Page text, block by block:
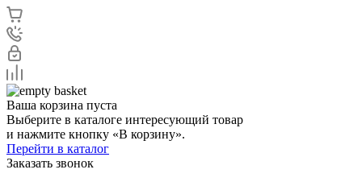
Ваша корзина пуста
Выберите в каталоге интересующий товар
и нажмите кнопку «В корзину».
Перейти в каталог
Заказать звонок